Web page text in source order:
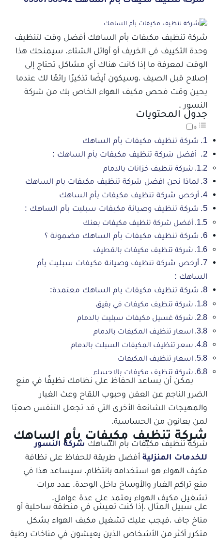
شركة تنظيف مكيفات بأم الساهك أفضل وقت لتنظيف
وحدة التكييف في الخريف أو أوائل الشتاء. سيمنحك هذا
الوقت لمعرفة ما إذا كانت هناك أي مشاكل تحتاج إلى
إصلاح قبل الصيف ،وسيكون أيضًا تذكيرًا رائعًا لك عندما
يحين وقت فحص مكيف الهواء الخاص بك من شركة
النسور .
جدول المحتويات
شركة تنظيف مكيفات بأم الساهك
أفضل شركة تنظيف مكيفات بأم الساهك :
شركة تنظيف خزانات بالدمام
لماذا نحن افضل شركة تنظيف مكيفات بام الساهك
أرخص شركة تنظيف مكيفات بأم الساهك
شركة تنظيف وصيانة مكيفات سبليت بأم الساهك :
أفضل شركة تنظيف مكيفات بعنك
شركة تنظيف مكيفات بأم الساهك مضمونة ؟
شركة تنظيف مكيفات بالقطيف
أرخص شركة تنظيف وصيانة مكيفات سبليت بأم
الساهك :
شركة تنظيف مكيفات بام الساهك معتمدة:
شركة تنظيف مكيفات في بقيق
شركة غسيل مكيفات سبليت بالدمام
اسعار تنظيف المكيفات بالدمام
سعر تنظيف المكيفات السبلت بالدمام
اسعار تنظيف المكيفات
شركة تنظيف مكيفات بالاحساء
يمكن أن يساعد الحفاظ على نظامك نظيفًا في منع
الضرر الناجم عن العفن وحبوب اللقاح وعث الغبار
والمهيجات الشائعة الأخرى التي قد تجعل التنفس صعبًا
لمن يعانون من الحساسية.
شركة تنظيف مكيفات بأم الساهك
شركة تنظيف مكيفات بأم الساهك شركة النسور
للخدمات المنزلية أفضل طريقة للحفاظ على نظافة
مكيف الهواء هو استخدامه بانتظام. سيساعد هذا في
منع تراكم الغبار والأوساخ داخل الوحدة. عدد مرات
تشغيل مكيف الهواء يعتمد على عدة عوامل.
على سبيل المثال ،إذا كنت تعيش في منطقة ساحلية أو
مناخ جاف ،فيجب عليك تشغيل مكيف الهواء بشكل
متكرر أكثر من الأشخاص الذين يعيشون في مناخات رطبة